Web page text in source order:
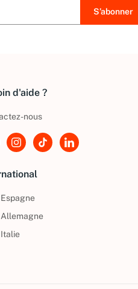
d'aide ?
nous
Espagne
Allemagne
Italie